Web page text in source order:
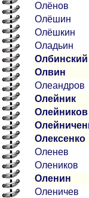
Олёнов
Олёшин
Олёшкин
Оладьин
Олбинский
Олвин
Олеандров
Олейник
Олейников
Олексенко
Оленев
Олеников
Оленин
Оленичев